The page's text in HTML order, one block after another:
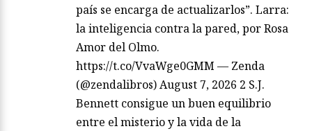
país se encarga de actualizarlos”. Larra:
la inteligencia contra la pared, por Rosa
Amor del Olmo.
https://t.co/VvaWge0GMM — Zenda
(@zendalibros) August 7, 2026 2 S.J.
Bennett consigue un buen equilibrio
entre el misterio y la vida de la